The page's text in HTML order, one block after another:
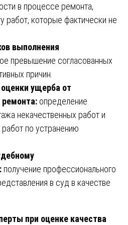
в процессе ремонта,
работ, которые фактически не
выполнения
превышение согласованных
причин.
ущерба от
ремонта: определение
некачественных работ и
по устранению
получение профессионального
в суд в качестве
при оценке качества